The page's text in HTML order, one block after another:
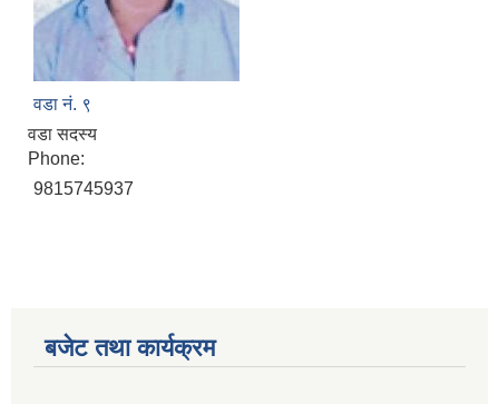
वडा नं. ९
वडा सदस्य
Phone:
9815745937
बजेट तथा कार्यक्रम